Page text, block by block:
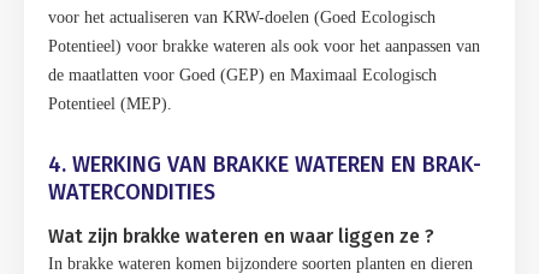
voor het actualiseren van KRW-doelen (Goed Ecologisch
Potentieel) voor brakke wateren als ook voor het aanpassen van
de maatlatten voor Goed (GEP) en Maximaal Ecologisch
Potentieel (MEP).
4. WERKING VAN BRAKKE WATEREN EN BRAK-
WATERCONDITIES
Wat zijn brakke wateren en waar liggen ze ?
In brakke wateren komen bijzondere soorten planten en dieren